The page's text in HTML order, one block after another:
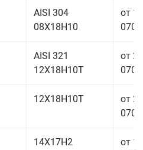
AISI 304
08Х18Н10
от
AISI 321
12Х18Н10Т
от
12Х18Н10Т
от
14Х17Н2
от